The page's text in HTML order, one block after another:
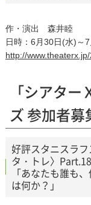
作・演出 森井睦
日時：6月30日(水)～
http://
「シアタ
ズ 参加者募
好評スタニスラ
タ・トレ〉Part.18
「あなたも誰も
は何か？」